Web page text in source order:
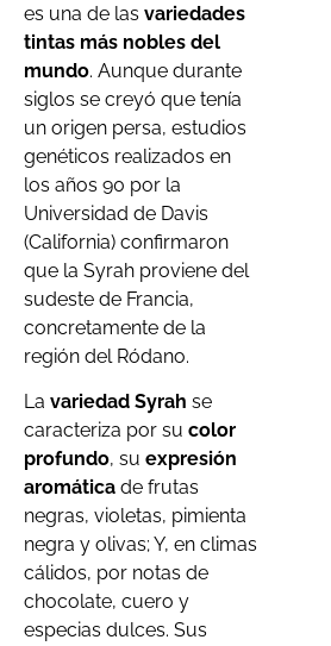
es una de las variedades
tintas más nobles del
mundo. Aunque durante
siglos se creyó que tenía
un origen persa, estudios
genéticos realizados en
los años 90 por la
Universidad de Davis
(California) confirmaron
que la Syrah proviene del
sudeste de Francia,
concretamente de la
región del Ródano.
La variedad Syrah se
caracteriza por su color
profundo, su expresión
aromática de frutas
negras, violetas, pimienta
negra y olivas; Y, en climas
cálidos, por notas de
chocolate, cuero y
especias dulces. Sus